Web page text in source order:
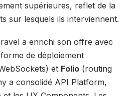
supérieures, reflet de la
sur lesquels ils interviennent.
a enrichi son offre avec
de déploiement
et Folio (routing
a consolidé API Platform,